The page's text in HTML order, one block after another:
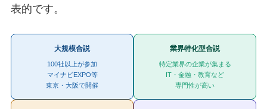
表的です。
大規模合説
100社以上が参加
マイナビEXPO等
東京・大阪で開催
業界特化型合説
特定業界の企業が集まる
IT・金融・教育など
専門性が高い